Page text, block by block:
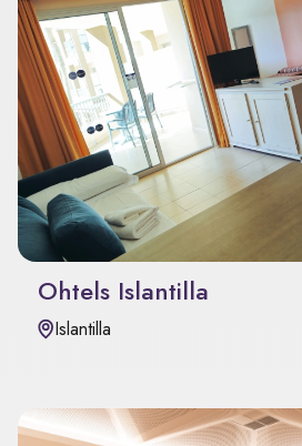
Ohtels Islantilla
Islantilla